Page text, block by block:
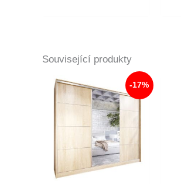
Související produkty
-17%